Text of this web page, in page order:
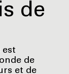
de
est
de
et de